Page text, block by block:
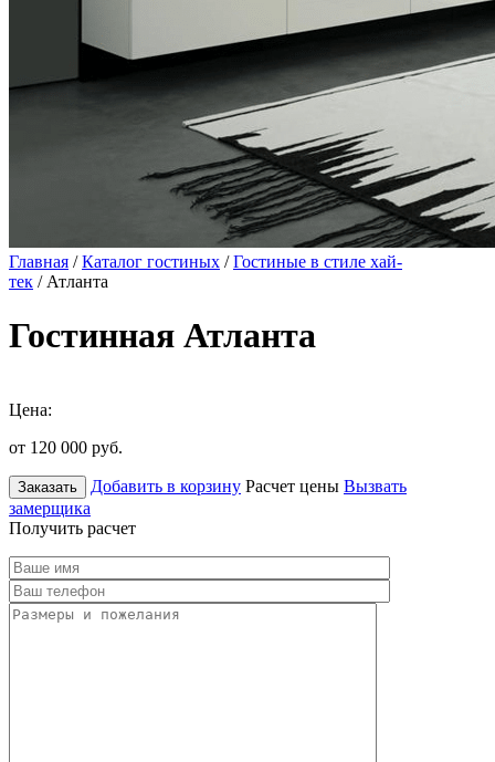
Главная /Каталог гостиных /Гостиные в стиле хай-
тек / Атланта
Гостинная Атланта
Цена:
от 120 000 руб.
Заказать Добавить в корзину Расчет цены Вызвать
замерщика
Получить расчет